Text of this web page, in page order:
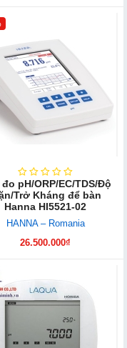
đo pH/ORP/EC/TDS/Độ
Trở Kháng để bàn
Hanna HI5521-02
HANNA – Romania
26.500.000₫